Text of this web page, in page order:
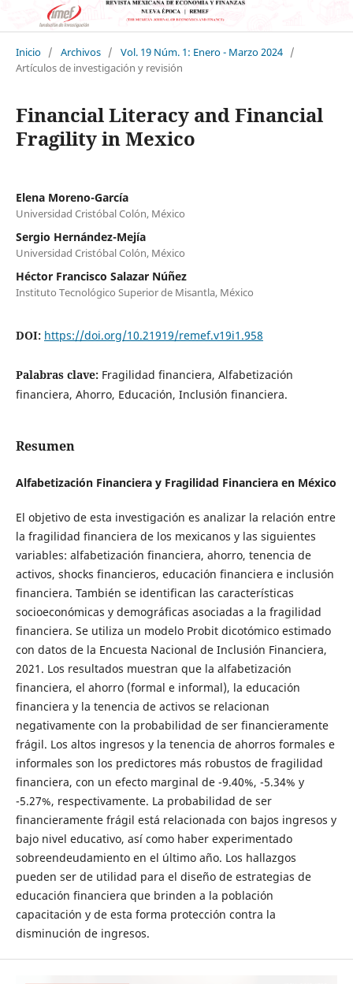
Inicio / Archivos / Vol. 19 Núm. 1: Enero - Marzo 2024 /
Artículos de investigación y revisión
Financial Literacy and Financial
Fragility in Mexico
Elena Moreno-García
Universidad Cristóbal Colón, México
Sergio Hernández-Mejía
Universidad Cristóbal Colón, México
Héctor Francisco Salazar Núñez
Instituto Tecnológico Superior de Misantla, México
DOI: https://doi.org/10.21919/remef.v19i1.958
Palabras clave: Fragilidad financiera, Alfabetización
financiera, Ahorro, Educación, Inclusión financiera.
Resumen
Alfabetización Financiera y Fragilidad Financiera en México
El objetivo de esta investigación es analizar la relación entre
la fragilidad financiera de los mexicanos y las siguientes
variables: alfabetización financiera, ahorro, tenencia de
activos, shocks financieros, educación financiera e inclusión
financiera. También se identifican las características
socioeconómicas y demográficas asociadas a la fragilidad
financiera. Se utiliza un modelo Probit dicotómico estimado
con datos de la Encuesta Nacional de Inclusión Financiera,
2021. Los resultados muestran que la alfabetización
financiera, el ahorro (formal e informal), la educación
financiera y la tenencia de activos se relacionan
negativamente con la probabilidad de ser financieramente
frágil. Los altos ingresos y la tenencia de ahorros formales e
informales son los predictores más robustos de fragilidad
financiera, con un efecto marginal de -9.40%, -5.34% y
-5.27%, respectivamente. La probabilidad de ser
financieramente frágil está relacionada con bajos ingresos y
bajo nivel educativo, así como haber experimentado
sobreendeudamiento en el último año. Los hallazgos
pueden ser de utilidad para el diseño de estrategias de
educación financiera que brinden a la población
capacitación y de esta forma protección contra la
disminución de ingresos.